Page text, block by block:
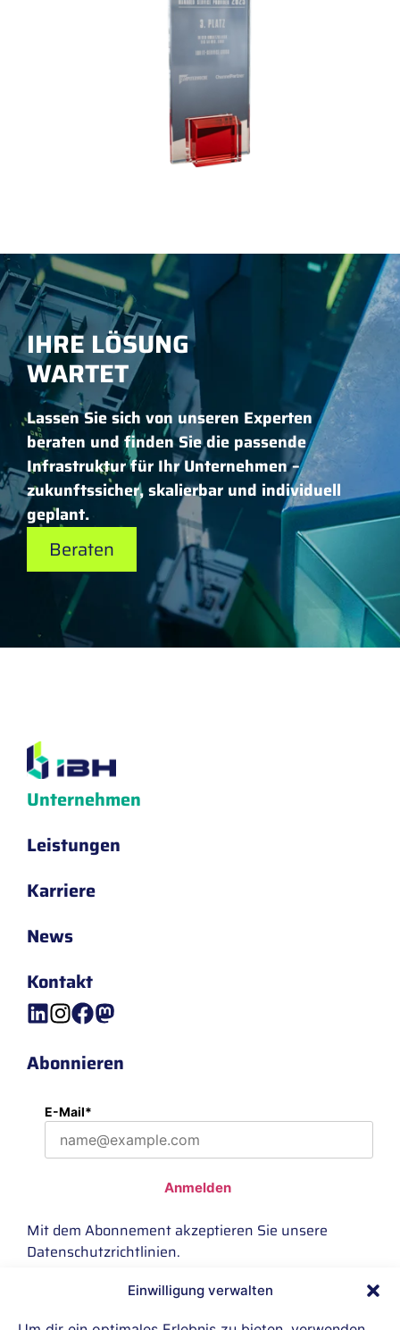
Einwilligung verwalten
IHRE LÖSUNG
WARTET
Lassen Sie sich von unseren Experten
beraten und finden Sie die passende
Infrastruktur für Ihr Unternehmen –
zukunftssicher, skalierbar und individuell
geplant.
Beraten
Unternehmen
Leistungen
Karriere
News
Kontakt
Abonnieren
E-Mail*
Anmelden
Mit dem Abonnement akzeptieren Sie unsere
Datenschutzrichtlinien.